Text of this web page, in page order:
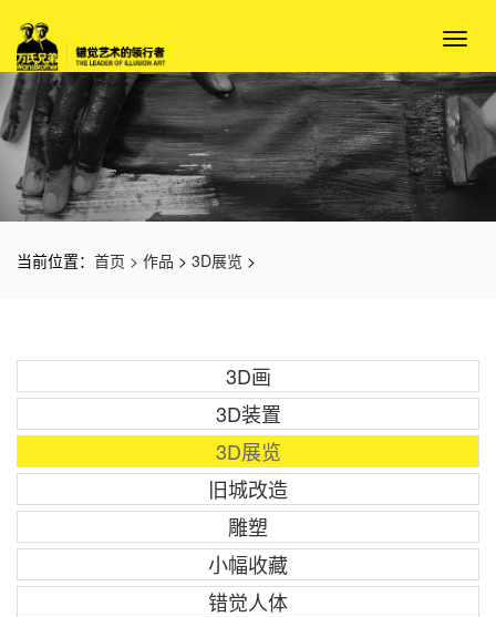
当前位置： 首页 > 作品 > 3D展览 >
3D画
3D装置
3D展览
旧城改造
雕塑
小幅收藏
错觉人体